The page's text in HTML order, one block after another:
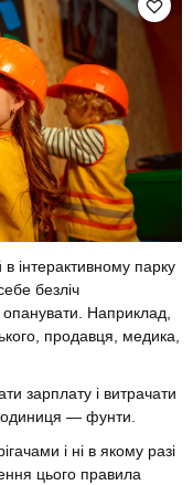
інтерактивному парку
безліч
опанувати. Наприклад,
продавця, медика,
зарплату і витрачати
одиниця — фунти.
і ні в якому разі
цього правила